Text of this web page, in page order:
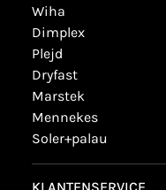
wiha
dimplex
plejd
dryfast
marstek
mennekes
soler+palau